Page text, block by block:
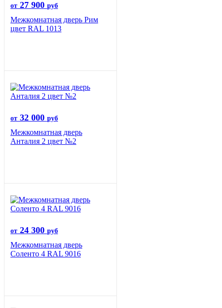
от 27 900 руб
Межкомнатная дверь Рим
цвет RAL 1013
от 32 000 руб
Межкомнатная дверь
Анталия 2 цвет №2
от 24 300 руб
Межкомнатная дверь
Соленто 4 RAL 9016